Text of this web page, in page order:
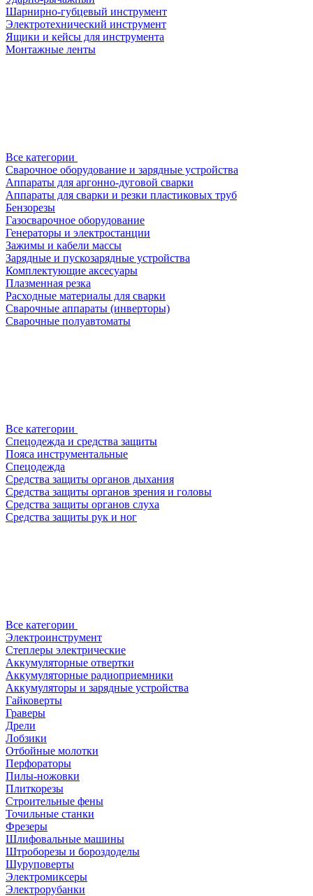
Шарнирно-губцевый инструмент
Электротехнический инструмент
Ящики и кейсы для инструмента
Монтажные ленты
Все категории
Сварочное оборудование и зарядные устройства
Аппараты для аргонно-дуговой сварки
Аппараты для сварки и резки пластиковых труб
Бензорезы
Газосварочное оборудование
Генераторы и электростанции
Зажимы и кабели массы
Зарядные и пускозарядные устройства
Комплектующие аксесуары
Плазменная резка
Расходные материалы для сварки
Сварочные аппараты (инверторы)
Сварочные полуавтоматы
Все категории
Спецодежда и средства защиты
Пояса инструментальные
Спецодежда
Средства защиты органов дыхания
Средства защиты органов зрения и головы
Средства защиты органов слуха
Средства защиты рук и ног
Все категории
Электроинструмент
Степлеры электрические
Аккумуляторные отвертки
Аккумуляторные радиоприемники
Аккумуляторы и зарядные устройства
Гайковерты
Граверы
Дрели
Лобзики
Отбойные молотки
Перфораторы
Пилы-ножовки
Плиткорезы
Строительные фены
Точильные станки
Фрезеры
Шлифовальные машины
Штроборезы и бороздоделы
Шуруповерты
Электромиксеры
Электрорубанки